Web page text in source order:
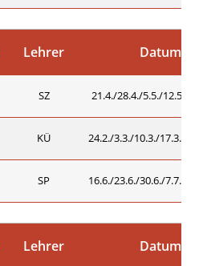
Lehrer Datum
SZ 21.4./28.4./5.5./12.5./
KÜ 24.2./3.3./10.3./17.3./
SP 16.6./23.6./30.6./7.7./
Lehrer Datum